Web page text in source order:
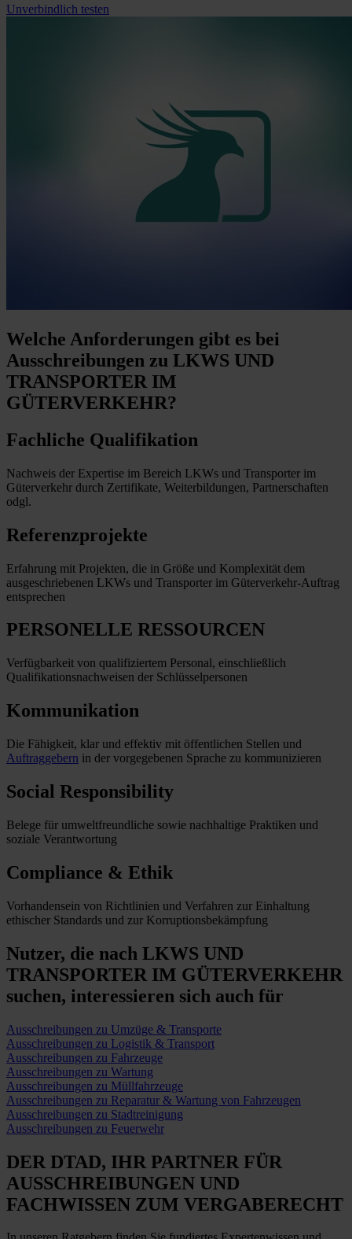
Unverbindlich testen
Welche Anforderungen gibt es bei
Ausschreibungen zu LKWS UND
TRANSPORTER IM
GÜTERVERKEHR?
Fachliche Qualifikation
Nachweis der Expertise im Bereich LKWs und Transporter im
Güterverkehr durch Zertifikate, Weiterbildungen, Partnerschaften
odgl.
Referenzprojekte
Erfahrung mit Projekten, die in Größe und Komplexität dem
ausgeschriebenen LKWs und Transporter im Güterverkehr-Auftrag
entsprechen
PERSONELLE RESSOURCEN
Verfügbarkeit von qualifiziertem Personal, einschließlich
Qualifikationsnachweisen der Schlüsselpersonen
Kommunikation
Die Fähigkeit, klar und effektiv mit öffentlichen Stellen und
Auftraggebern in der vorgegebenen Sprache zu kommunizieren
Social Responsibility
Belege für umweltfreundliche sowie nachhaltige Praktiken und
soziale Verantwortung
Compliance & Ethik
Vorhandensein von Richtlinien und Verfahren zur Einhaltung
ethischer Standards und zur Korruptionsbekämpfung
Nutzer, die nach LKWS UND
TRANSPORTER IM GÜTERVERKEHR
suchen, interessieren sich auch für
Ausschreibungen zu Umzüge & Transporte
Ausschreibungen zu Logistik & Transport
Ausschreibungen zu Fahrzeuge
Ausschreibungen zu Wartung
Ausschreibungen zu Müllfahrzeuge
Ausschreibungen zu Reparatur & Wartung von Fahrzeugen
Ausschreibungen zu Stadtreinigung
Ausschreibungen zu Feuerwehr
DER DTAD, IHR PARTNER FÜR
AUSSCHREIBUNGEN UND
FACHWISSEN ZUM VERGABERECHT